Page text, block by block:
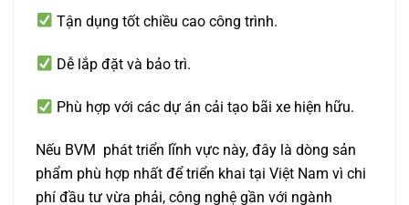
Tận dụng tốt chiều cao công trình.
Dễ lắp đặt và bảo trì.
Phù hợp với các dự án cải tạo bãi xe hiện hữu.
Nếu BVM phát triển lĩnh vực này, đây là dòng sản
phẩm phù hợp nhất để triển khai tại Việt Nam vì chi
phí đầu tư vừa phải, công nghệ gần với ngành